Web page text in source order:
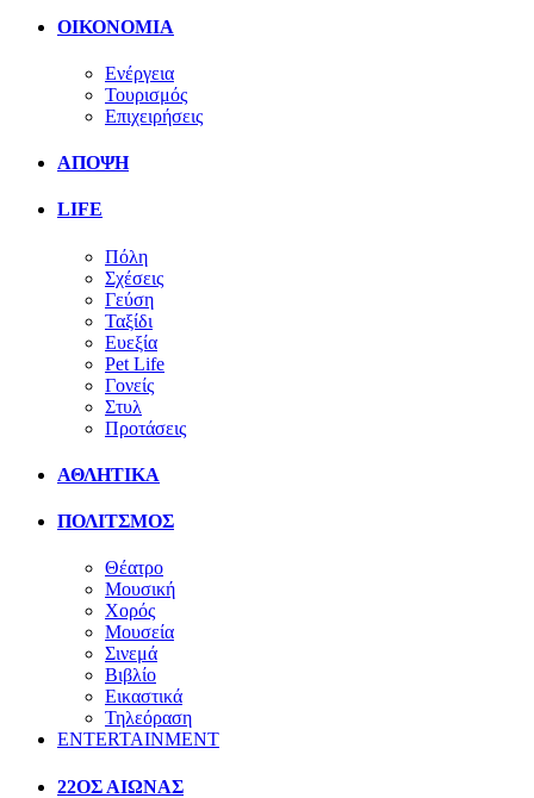
ΟΙΚΟΝΟΜΙΑ
Ενέργεια
Τουρισμός
Επιχειρήσεις
ΑΠΟΨΗ
LIFE
Πόλη
Σχέσεις
Γεύση
Ταξίδι
Ευεξία
Pet Life
Γονείς
Στυλ
Προτάσεις
ΑΘΛΗΤΙΚΑ
ΠΟΛΙΤΣΜΟΣ
Θέατρο
Μουσική
Χορός
Μουσεία
Σινεμά
Βιβλίο
Εικαστικά
Τηλεόραση
ENTERTAINMENT
22ΟΣ ΑΙΩΝΑΣ